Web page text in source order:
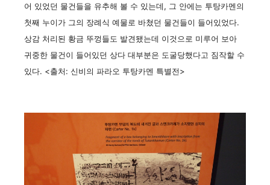
어 있었던 물건들을 유추해 볼 수 있는데, 그 안에는 투탕카멘의
첫째 누이가 그의 장례식 예물로 바쳤던 물건들이 들어있었다.
상감 처리된 황금 뚜껑들도 발견됐는데 이것으로 미루어 보아
귀중한 물건이 들어있던 상다 대부분은 도굴당했다고 짐작할 수
있다. <출처: 신비의 파라오 투탕카멘 특별전>